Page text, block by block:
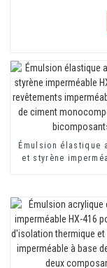
Émulsion élastique
et styrène
ciment